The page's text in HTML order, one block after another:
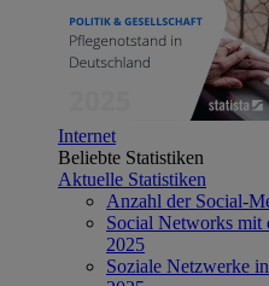
Internet
Beliebte Statistiken
Aktuelle Statistiken
Anzahl der Social-
Social Networks mit
2025
Soziale Netzwerke